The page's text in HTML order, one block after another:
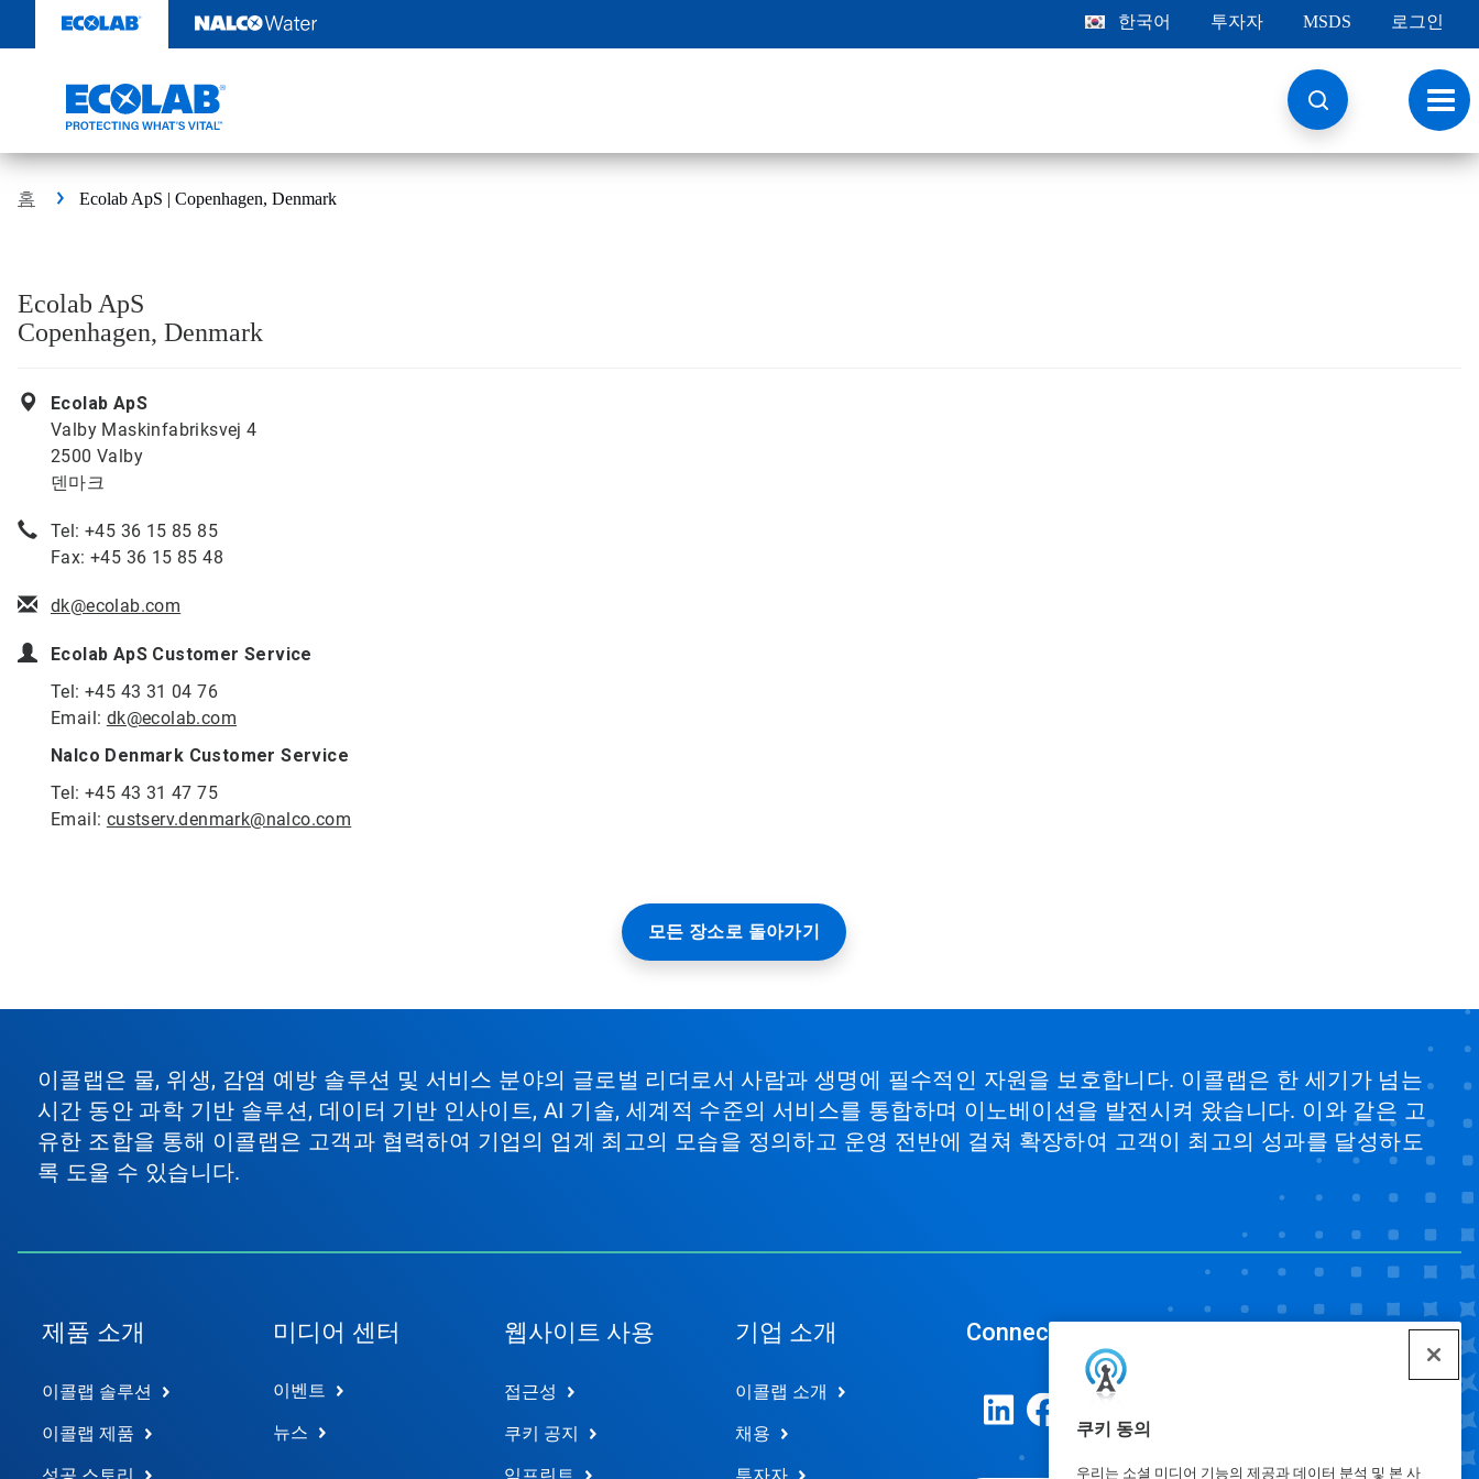
츠
기
쿠키 동의
우리는 소셜 미디어 기능의 제공과 데이터 분석 및 본 사
한국어 투자자 MSDS 로그인
토
글
내
비
홈 Ecolab ApS | Copenhagen, Denmark
Ecolab ApS
Copenhagen, Denmark
Ecolab ApS
Valby Maskinfabriksvej 4
2500 Valby
덴마크
Tel: +45 36 15 85 85
Fax: +45 36 15 85 48
dk@ecolab.com
Ecolab ApS Customer Service
Tel: +45 43 31 04 76
Email: dk@ecolab.com
Nalco Denmark Customer Service
Tel: +45 43 31 47 75
Email: custserv.denmark@nalco.com
모든 장소로 돌아가기
이콜랩은 물, 위생, 감염 예방 솔루션 및 서비스 분야의 글로벌 리더로서 사람과 생명에 필수적인 자원을 보호합니다. 이콜랩은 한 세기가 넘는
시간 동안 과학 기반 솔루션, 데이터 기반 인사이트, AI 기술, 세계적 수준의 서비스를 통합하며 이노베이션을 발전시켜 왔습니다. 이와 같은 고
유한 조합을 통해 이콜랩은 고객과 협력하여 기업의 업계 최고의 모습을 정의하고 운영 전반에 걸쳐 확장하여 고객이 최고의 성과를 달성하도
록 도울 수 있습니다.
제품 소개
이콜랩 솔루션
이콜랩 제품
미디어 센터
이벤트
뉴스
웹사이트 사용
접근성
쿠키 공지
기업 소개
이콜랩 소개
채용
Connect